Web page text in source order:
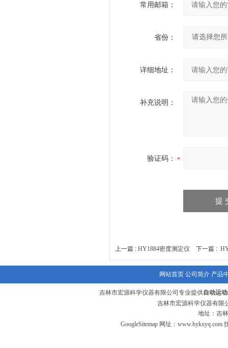
常用邮箱：
省份：
详细地址：
补充说明：
验证码：
上一篇 : HY1884密度测定仪 下一篇 :
网站首页 公司简介 产品
吉林市宏源科学仪器有限公司专业提供自动运
吉林市宏源科学仪器有限
地址：吉
GoogleSitemap网址： www.hykxyq.com